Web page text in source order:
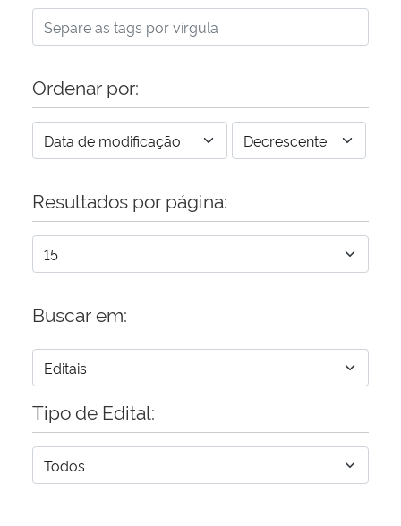
Ordenar por:
Resultados por página:
Buscar em:
Tipo de Edital: